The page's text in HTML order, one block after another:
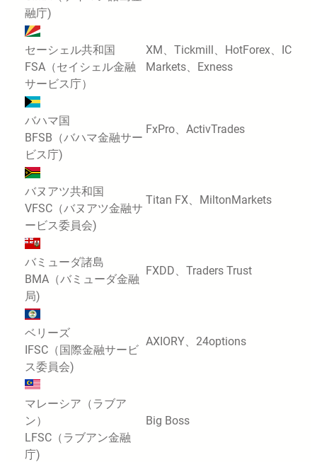
融庁)
セーシェル共和国
FSA（セイシェル金融
サービス庁）
XM、Tickmill、HotForex、IC
Markets、Exness
バハマ国
BFSB（バハマ金融サー
ビス庁)
FxPro、ActivTrades
バヌアツ共和国
VFSC（バヌアツ金融サ
ービス委員会)
Titan FX、MiltonMarkets
バミューダ諸島
BMA（バミューダ金融
局)
FXDD、Traders Trust
ベリーズ
IFSC（国際金融サービ
ス委員会)
AXIORY、24options
マレーシア（ラブア
ン）
LFSC（ラブアン金融
庁)
Big Boss